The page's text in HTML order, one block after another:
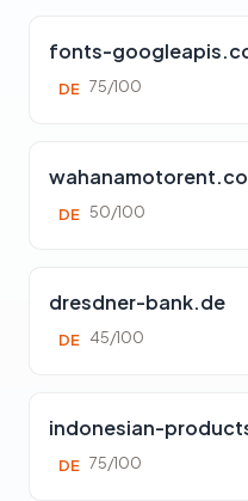
fonts-
DE 75/100
DE 50/100
dresdner-bank.de
DE 45/100
indonesian-
DE 75/100